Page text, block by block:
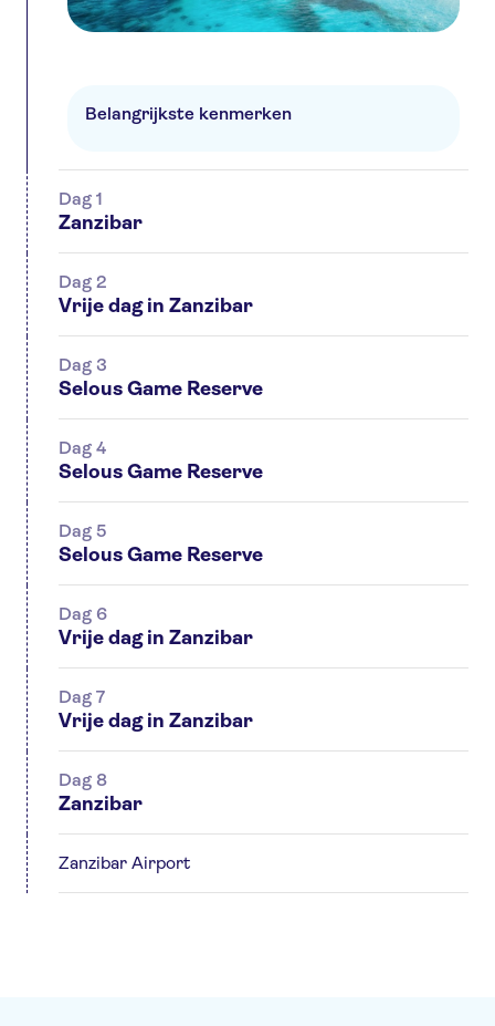
Belangrijkste kenmerken
Dag 1
Zanzibar
Dag 2
Vrije dag in Zanzibar
Dag 3
Selous Game Reserve
Dag 4
Selous Game Reserve
Dag 5
Selous Game Reserve
Dag 6
Vrije dag in Zanzibar
Dag 7
Vrije dag in Zanzibar
Dag 8
Zanzibar
Zanzibar Airport